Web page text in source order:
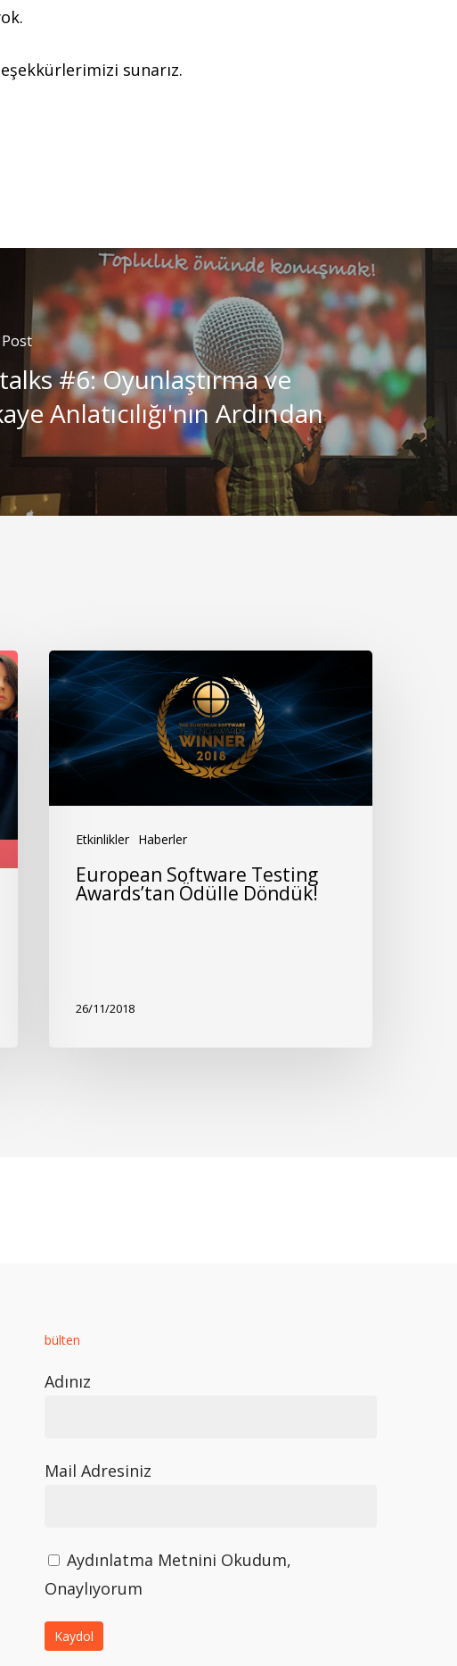
sunarız.
#6: Oyunlaştırma ve
Anlatıcılığı'nın Ardından
Etkinlikler Haberler
European
Software
Testing
Awards’tan
Ödülle
Döndük!
European Software Testing
Awards’tan Ödülle Döndük!
26/11/2018
bülten
Adınız
Mail Adresiniz
Aydınlatma Metnini Okudum,
Onaylıyorum